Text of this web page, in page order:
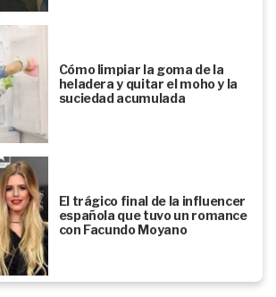
Cómo limpiar la goma de la
heladera y quitar el moho y la
suciedad acumulada
El trágico final de la influencer
española que tuvo un romance
con Facundo Moyano